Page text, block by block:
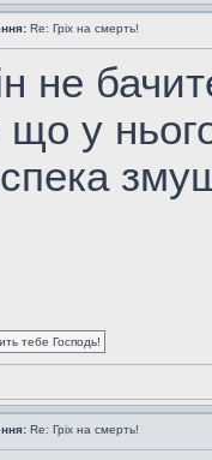
Re: Гріх на смерть!
не
що у
тебе Господь!
Re: Гріх на смерть!